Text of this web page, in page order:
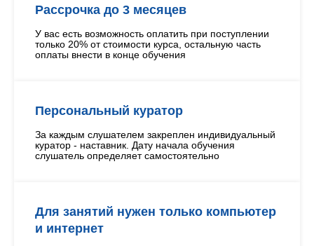
Рассрочка до 3 месяцев
У вас есть возможность оплатить при поступлении
только 20% от стоимости курса, остальную часть
оплаты внести в конце обучения
Персональный куратор
За каждым слушателем закреплен индивидуальный
куратор - наставник. Дату начала обучения
слушатель определяет самостоятельно
Для занятий нужен только компьютер
и интернет